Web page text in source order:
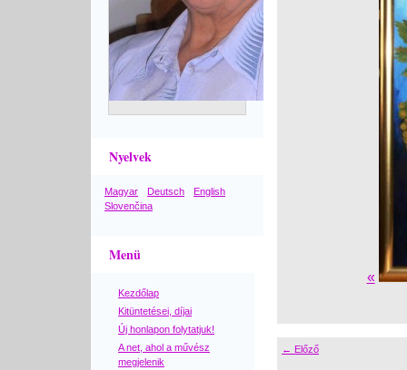
Nyelvek
Magyar Deutsch
English
Slovenčina
Menü
Kezdőlap
Kitüntetései, díjai
Új honlapon folytatjuk!
A net, ahol a művész
megjelenik
«
← Előző